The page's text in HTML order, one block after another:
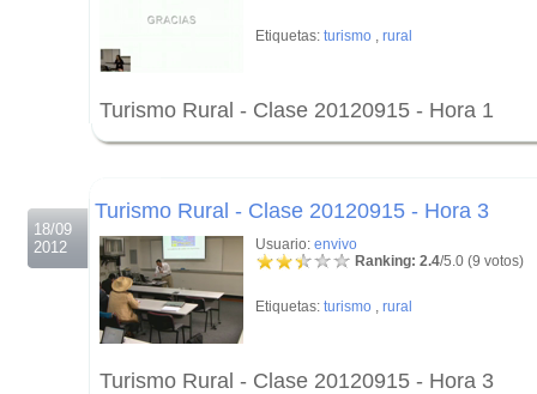
Etiquetas: turismo , rural
Turismo Rural - Clase 20120915 - Hora 1
18/09
2012
Turismo Rural - Clase 20120915 - Hora 3
Usuario: envivo
Ranking: 2.4/5.0 (9 votos)
Etiquetas: turismo , rural
Turismo Rural - Clase 20120915 - Hora 3